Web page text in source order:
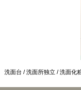
洗面台 / 洗面所独立 / 洗面化